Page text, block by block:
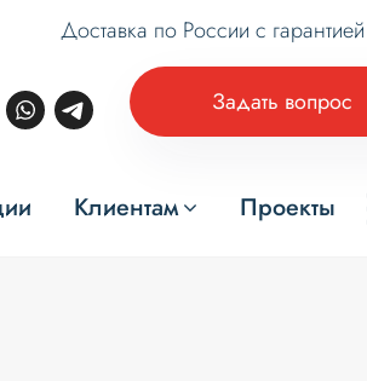
Доставка по России с
Задать вопрос
Клиентам Проекты